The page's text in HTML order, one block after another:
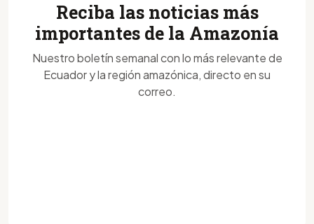
Reciba las noticias más
importantes de la Amazonía
Nuestro boletín semanal con lo más relevante de
Ecuador y la región amazónica, directo en su
correo.